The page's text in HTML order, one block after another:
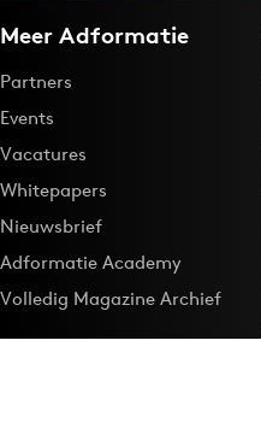
Meer Adformatie
Partners
Events
Vacatures
Whitepapers
Nieuwsbrief
Adformatie Academy
Volledig Magazine Archief